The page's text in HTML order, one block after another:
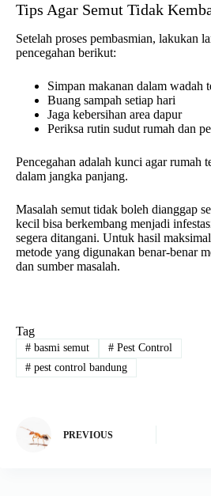
Tips Agar Semut Tidak
Setelah proses pembasmian, lakukan
pencegahan berikut:
Simpan makanan dalam wadah
Buang sampah setiap hari
Jaga kebersihan area dapur
Periksa rutin sudut rumah dan
Pencegahan adalah kunci agar rumah
dalam jangka panjang.
Masalah semut tidak boleh dianggap
kecil bisa berkembang menjadi
segera ditangani. Untuk hasil
metode yang digunakan benar-benar
dan sumber masalah.
Tag
#basmi semut #Pest Control
#pest control bandung
PREVIOUS